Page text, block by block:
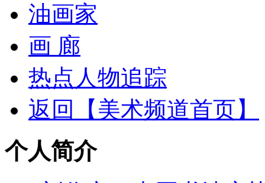
油画家
画 廊
热点人物追踪
返回【美术频道首页】
个人简介